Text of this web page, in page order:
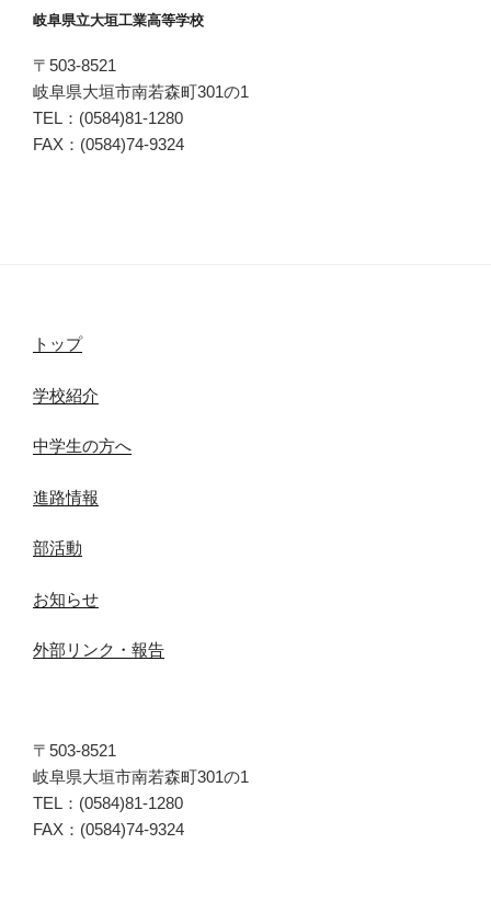
岐阜県立大垣工業高等学校
〒503-8521
岐阜県大垣市南若森町301の1
TEL：(0584)81-1280
FAX：(0584)74-9324
トップ
学校紹介
中学生の方へ
進路情報
部活動
お知らせ
外部リンク・報告
〒503-8521
岐阜県大垣市南若森町301の1
TEL：(0584)81-1280
FAX：(0584)74-9324